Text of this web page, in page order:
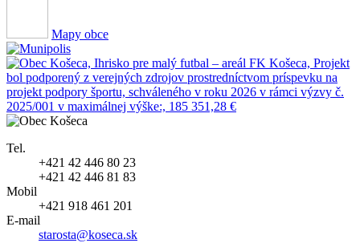
Mapy obce
Tel.
+421 42 446 80 23
+421 42 446 81 83
Mobil
+421 918 461 201
E-mail
starosta@koseca.sk